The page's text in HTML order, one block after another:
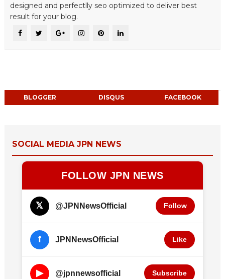
designed and perfectlly seo optimized to deliver best
result for your blog.
BLOGGER DISQUS FACEBOOK
SOCIAL MEDIA JPN NEWS
FOLLOW JPN NEWS
𝕏 @JPNNewsOfficial Follow
f JPNNewsOfficial Like
▶ @jpnnewsofficial Subscribe